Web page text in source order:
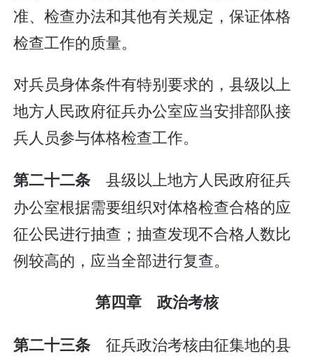
准、检查办法和其他有关规定，保证体格
检查工作的质量。
对兵员身体条件有特别要求的，县级以上
地方人民政府征兵办公室应当安排部队接
兵人员参与体格检查工作。
第二十二条 县级以上地方人民政府征兵
办公室根据需要组织对体格检查合格的应
征公民进行抽查；抽查发现不合格人数比
例较高的，应当全部进行复查。
第四章 政治考核
第二十三条 征兵政治考核由征集地的县